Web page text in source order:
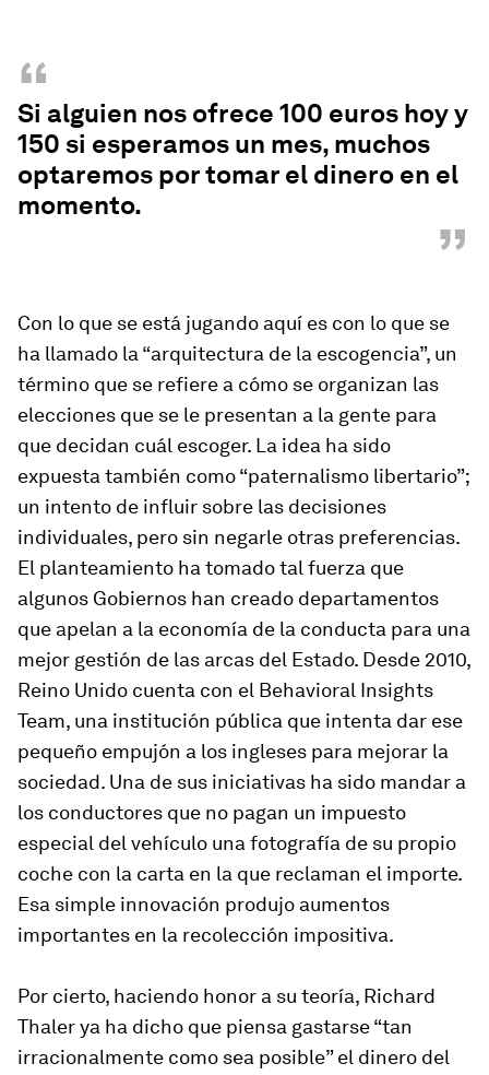
“
Si alguien nos ofrece 100 euros hoy y
150 si esperamos un mes, muchos
optaremos por tomar el dinero en el
momento.
”
Con lo que se está jugando aquí es con lo que se
ha llamado la “arquitectura de la escogencia”, un
término que se refiere a cómo se organizan las
elecciones que se le presentan a la gente para
que decidan cuál escoger. La idea ha sido
expuesta también como “paternalismo libertario”;
un intento de influir sobre las decisiones
individuales, pero sin negarle otras preferencias.
El planteamiento ha tomado tal fuerza que
algunos Gobiernos han creado departamentos
que apelan a la economía de la conducta para una
mejor gestión de las arcas del Estado. Desde 2010,
Reino Unido cuenta con el Behavioral Insights
Team, una institución pública que intenta dar ese
pequeño empujón a los ingleses para mejorar la
sociedad. Una de sus iniciativas ha sido mandar a
los conductores que no pagan un impuesto
especial del vehículo una fotografía de su propio
coche con la carta en la que reclaman el importe.
Esa simple innovación produjo aumentos
importantes en la recolección impositiva.
Por cierto, haciendo honor a su teoría, Richard
Thaler ya ha dicho que piensa gastarse “tan
irracionalmente como sea posible” el dinero del